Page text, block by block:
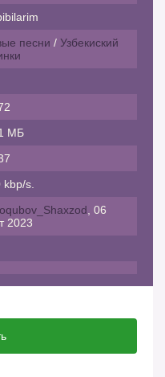
песни / Узбекиский
МБ
kbp/s.
, 06
2023